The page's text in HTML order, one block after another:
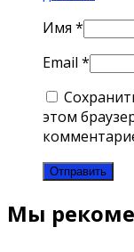
Имя *
Email *
этом
Мы